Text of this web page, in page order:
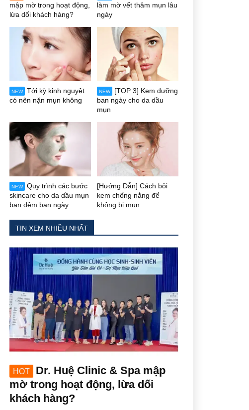
mập mờ trong hoạt động,
lừa dối khách hàng?
làm mờ vết thâm mụn lâu
ngày
NEW
Tới kỳ kinh nguyệt
có nên nặn mụn không
NEW
[TOP 3] Kem dưỡng
ban ngày cho da dầu
mụn
NEW
Quy trình các bước
skincare cho da dầu mụn
ban đêm ban ngày
[Hướng Dẫn] Cách bôi
kem chống nắng để
không bị mụn
TIN XEM NHIỀU NHẤT
HOT
Dr. Huệ Clinic & Spa mập
mờ trong hoạt động, lừa dối
khách hàng?